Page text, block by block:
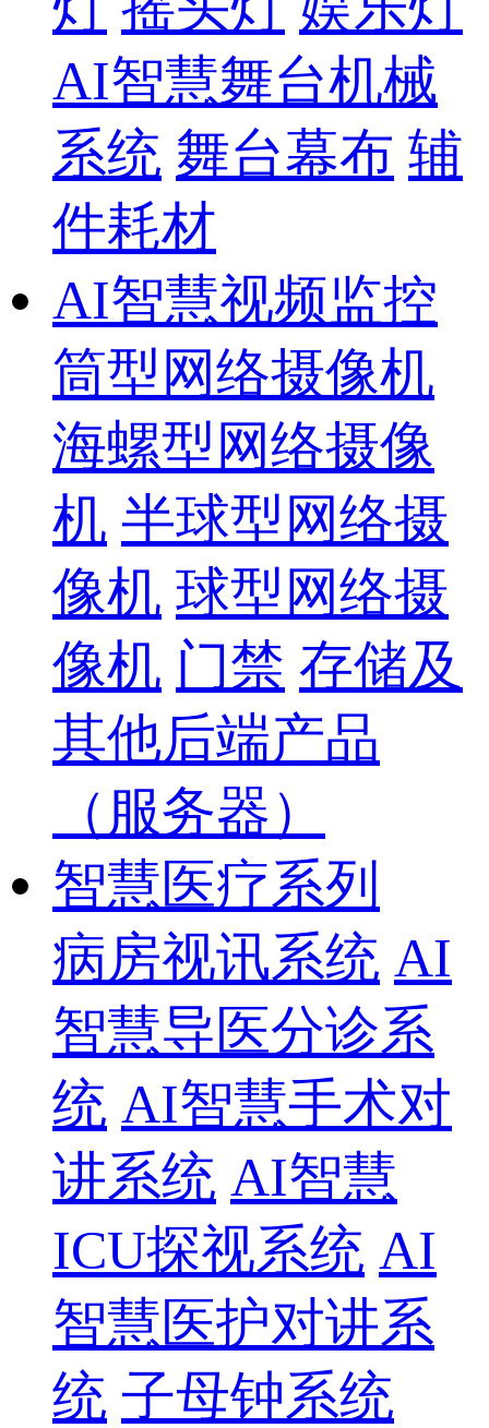
AI智慧舞台机械
系统 舞台幕布 辅
件耗材
AI智慧视频监控
筒型网络摄像机
海螺型网络摄像
机 半球型网络摄
像机 球型网络摄
像机 门禁 存储及
其他后端产品
（服务器）
智慧医疗系列
病房视讯系统 AI
智慧导医分诊系
统 AI智慧手术对
讲系统 AI智慧
ICU探视系统 AI
智慧医护对讲系
统 子母钟系统